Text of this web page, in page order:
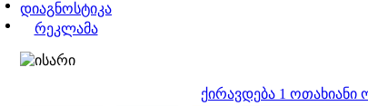
დიაგნოსტიკა
რეკლამა
ქირავდება 1